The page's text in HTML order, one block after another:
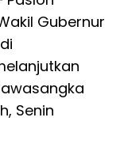
Gubernur
Senin